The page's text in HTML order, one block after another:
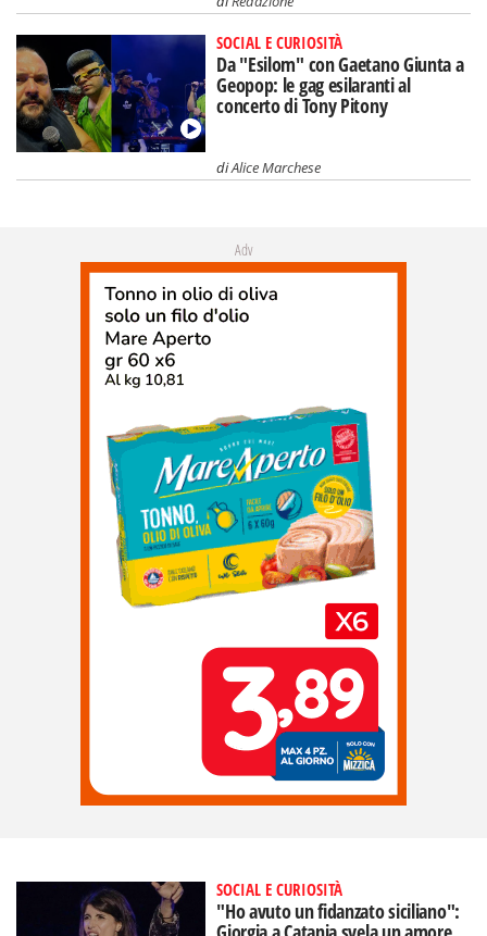
SOCIAL E CURIOSITÀ
Da "Esilom" con Gaetano Giunta a
Geopop: le gag esilaranti al
concerto di Tony Pitony
diAlice Marchese
Adv
SOCIAL E CURIOSITÀ
"Ho avuto un fidanzato siciliano":